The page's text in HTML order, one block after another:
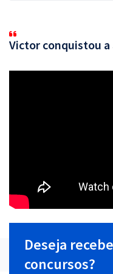
Victor conquistou a
Deseja
concursos?